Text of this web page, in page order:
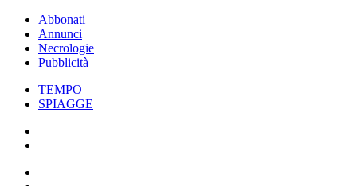
Abbonati
Annunci
Necrologie
Pubblicità
TEMPO
SPIAGGE